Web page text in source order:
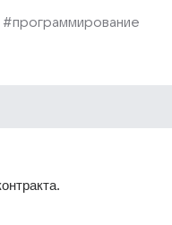
#программирование